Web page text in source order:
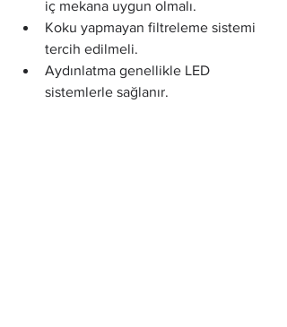
iç mekana uygun olmalı.
Koku yapmayan filtreleme sistemi
tercih edilmeli.
Aydınlatma genellikle LED
sistemlerle sağlanır.